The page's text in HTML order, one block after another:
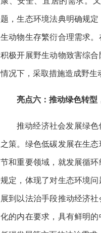
题，生态环境法典明确规
生动物生存繁衍合理需求
积极开展野生动物致害综
情况下，采取措施造成野
亮点六：推动绿色转型
推动经济社会发展绿
之策。绿色低碳发展在生
节和重要领域，就发展循
规定，体现了对生态环境
展到以法治手段推动经济
化的内在要求，具有鲜明